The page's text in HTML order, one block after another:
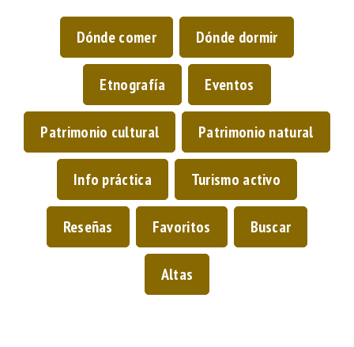
Dónde comer Dónde dormir
Etnografía Eventos
Patrimonio cultural Patrimonio natural
Info práctica Turismo activo
Reseñas Favoritos Buscar
Altas